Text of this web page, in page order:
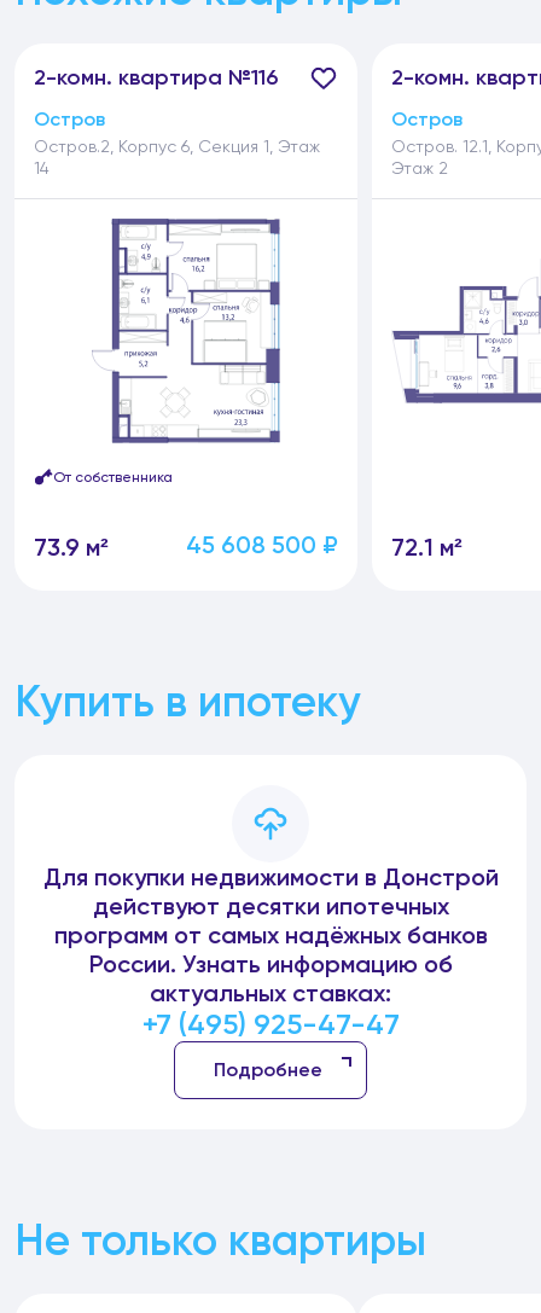
2-комн. квартира №116
Остров
Остров.2, Корпус 6, Секция 1, Этаж
14
От собственника
73.9 м² 45 608 500 ₽
2-комн.
Остров
Остров. 12.1,
Этаж 2
72.1 м²
Купить в ипотеку
Для покупки недвижимости в Донстрой
действуют десятки ипотечных
программ от самых надёжных банков
России. Узнать информацию об
актуальных ставках:
+7 (495) 925-47-47
Подробнее
Не только квартиры